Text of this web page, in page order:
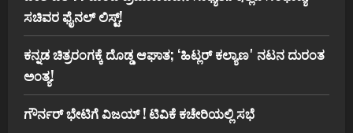
ಸಚಿವರ ಫೈನಲ್ ಲಿಸ್ಟ್‌!
ಕನ್ನಡ ಚಿತ್ರರಂಗಕ್ಕೆ ದೊಡ್ಡ ಆಘಾತ; ʻಹಿಟ್ಲರ್ ಕಲ್ಯಾಣʼ ನಟನ ದುರಂತ
ಅಂತ್ಯ!
ಗೌರ್ನರ್‌ ಭೇಟಿಗೆ ವಿಜಯ್‌ ! ಟಿವಿಕೆ ಕಚೇರಿಯಲ್ಲಿ ಸಭೆ